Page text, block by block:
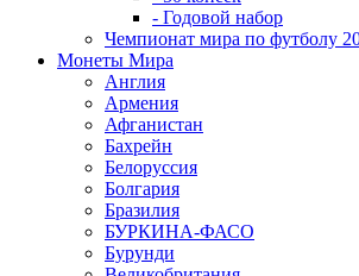
- Годовой набор
Чемпионат мира по футболу
Монеты Мира
Англия
Армения
Афганистан
Бахрейн
Белоруссия
Болгария
Бразилия
БУРКИНА-ФАСО
Бурунди